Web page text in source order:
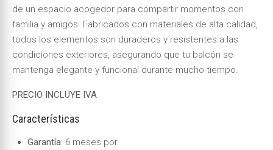
de un espacio acogedor para compartir momentos con
familia y amigos. Fabricados con materiales de alta calidad,
todos los elementos son duraderos y resistentes a las
condiciones exteriores, asegurando que tu balcón se
mantenga elegante y funcional durante mucho tiempo.
PRECIO INCLUYE IVA
Características
Garantía: 6 meses por